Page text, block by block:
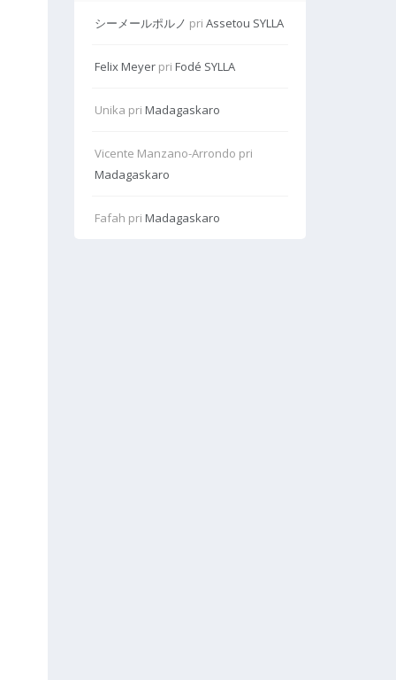
シーメールポルノ pri Assetou SYLLA
Felix Meyerpri Fodé SYLLA
Unika pri Madagaskaro
Vicente Manzano-Arrondo pri
Madagaskaro
Fafah pri Madagaskaro